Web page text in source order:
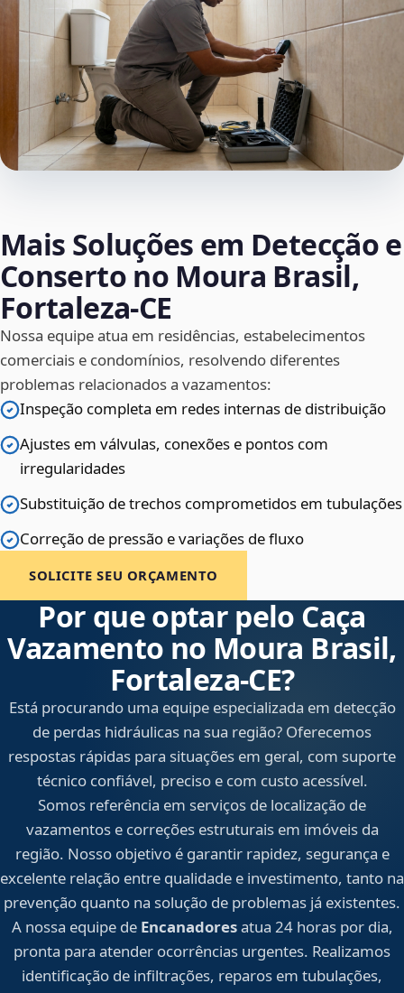
Mais Soluções em Detecção e
Conserto no Moura Brasil,
Fortaleza‑CE
Nossa equipe atua em residências, estabelecimentos
comerciais e condomínios, resolvendo diferentes
problemas relacionados a vazamentos:
Inspeção completa em redes internas de distribuição
Ajustes em válvulas, conexões e pontos com
irregularidades
Substituição de trechos comprometidos em tubulações
Correção de pressão e variações de fluxo
SOLICITE SEU ORÇAMENTO
Por que optar pelo Caça
Vazamento no Moura Brasil,
Fortaleza‑CE?
Está procurando uma equipe especializada em detecção
de perdas hidráulicas na sua região? Oferecemos
respostas rápidas para situações em geral, com suporte
técnico confiável, preciso e com custo acessível.
Somos referência em serviços de localização de
vazamentos e correções estruturais em imóveis da
região. Nosso objetivo é garantir rapidez, segurança e
excelente relação entre qualidade e investimento, tanto na
prevenção quanto na solução de problemas já existentes.
A nossa equipe de Encanadoresatua 24 horas por dia,
pronta para atender ocorrências urgentes. Realizamos
identificação de infiltrações, reparos em tubulações,